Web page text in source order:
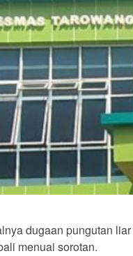
dugaan pungutan
menuai sorotan.